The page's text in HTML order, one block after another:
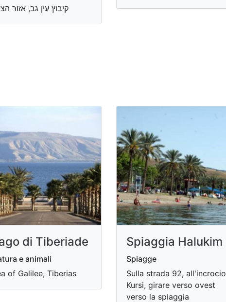
קיבוץ עין גב, אזור
di Tiberiade
e animali
of ​​Galilee, Tiberias
Spiaggia Halukim
Spiagge
Sulla strada 92, all'incrocio
Kursi, girare verso ovest
verso la spiaggia